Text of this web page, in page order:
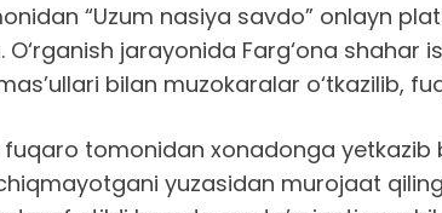
“Uzum nasiya savdo” onlayn
jarayonida Farg‘ona shahar
bilan muzokaralar o‘tkazilib,
tomonidan xonadonga
yuzasidan murojaat